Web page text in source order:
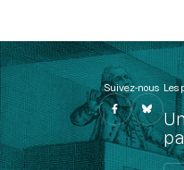
Suivez-nous Les